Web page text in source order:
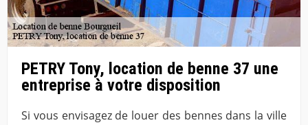
PETRY Tony, location de benne 37 une
entreprise à votre disposition
Si vous envisagez de louer des bennes dans la ville